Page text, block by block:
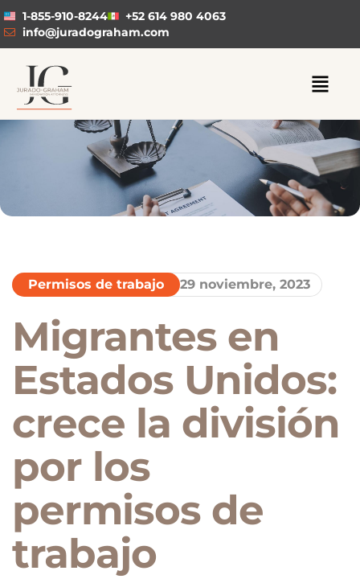
1-855-910-8244
+52 614 980 4063
info@juradograham.com
Permisos de trabajo 29 noviembre, 2023
Migrantes en
Estados Unidos:
crece la división
por los
permisos de
trabajo